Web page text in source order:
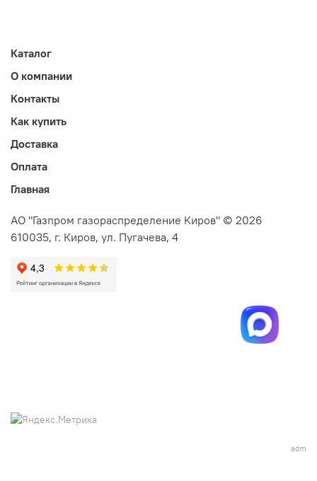
Каталог
О компании
Контакты
Как купить
Доставка
Оплата
Главная
АО "Газпром газораспределение Киров" © 2026
610035, г. Киров, ул. Пугачева, 4
adm